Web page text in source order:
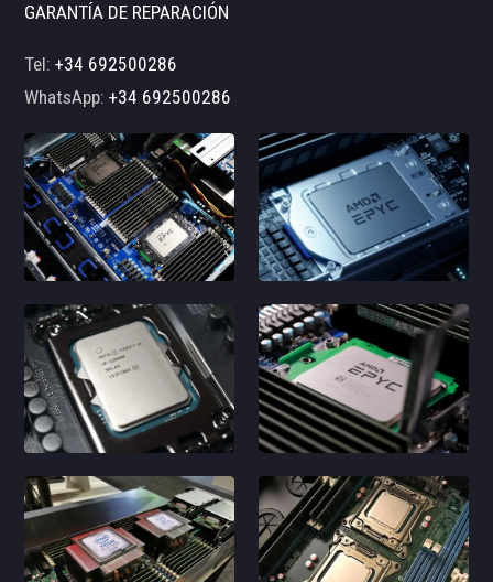
GARANTÍA DE REPARACIÓN
Tel:+34 692500286
WhatsApp:+34 692500286